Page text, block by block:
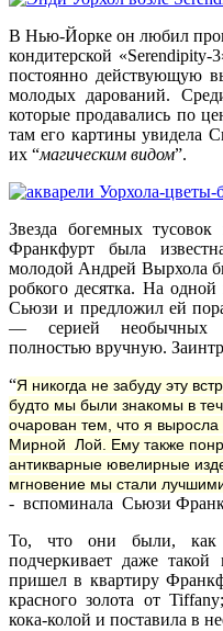
В Нью-Йорке он любил
кондитерской «Serendipity-
постоянно действующую
молодых дарований.
которые продавались по
там его картины увидела
их “магическим видом”.
Звезда богемных
Франкфурт была
молодой Андрей Вырхола
робкого десятка. На
Сьюзи и предложил ей
— серией необычных
полностью вручную.
“Я никогда не забуду эту
будто мы были знакомы в
очарован тем, что я
Мирной Лой. Ему также
антикварные ювелирные
мгновение мы стали
- вспоминала Сьюзи
То, что они были, как
подчеркивает даже
пришел в квартиру
красного золота от
кока-колой и поставила в